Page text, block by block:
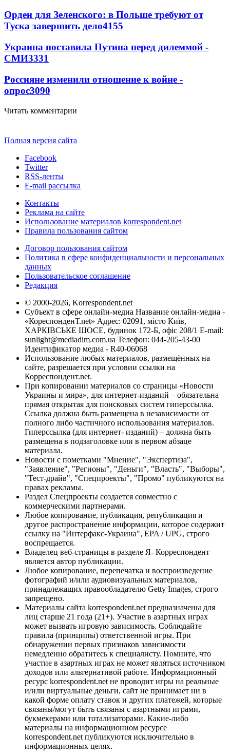
Орден для Зеленского: в Польше требуют от
Туска завершить дело4155
Украина поставила Путина перед дилеммой -
СМИ3331
Россияне изменили отношение к войне -
опрос3090
Читать комментарии
Полная версия сайта
Facebook
Twitter
RSS-ленты
E-mail рассылка
Контакты
Реклама на сайте
Использование материалов korrespondent.net
Правила пользования сайтом
Договор пользования сайтом
Политика в сфере конфиденциальности и персональных
данных
Пользовательское соглашение
Редакция
© 2000-2026, Korrespondent.net
Субъект в сфере онлайн-медиа Название онлайн-медиа -
«КореспонденТ.net» Адрес: 02091, місто Київ,
ХАРКІВСЬКЕ ШОСЕ, будинок 172-Б, офіс 208/1 E-mail:
sunlight@mediadim.com.ua Телефон: 044-205-43-00
Идентификатор медиа - R40-06068
Использование любых материалов, размещённых на
сайте, разрешается при условии ссылки на
Корреспондент.net.
При копировании материалов со страницы «Новости
Украины и мира», для интернет-изданий – обязательна
прямая открытая для поисковых систем гиперссылка.
Ссылка должна быть размещена в независимости от
полного либо частичного использования материалов.
Гиперссылка (для интернет- изданий) – должна быть
размещена в подзаголовке или в первом абзаце
материала.
Новости с пометками "Мнение", "Экспертиза",
"Заявление", "Регионы", "Деньги", "Власть", "Выборы",
"Тест-драйв", "Спецпроекты", "Промо" публикуются на
правах рекламы.
Раздел Спецпроекты создается совместно с
коммерческими партнерами.
Любое копирование, публикация, републикация и
другое распространение информации, которое содержит
ссылку на "Интерфакс-Украина", EPA / UPG, строго
воспрещается.
Владелец веб-страницы в разделе Я- Корреспондент
является автор публикации.
Любое копирование, перепечатка и воспроизведение
фотографий и/или аудиовизуальных материалов,
принадлежащих правообладателю Getty Images, строго
запрещено.
Материалы сайта korrespondent.net предназначены для
лиц старше 21 года (21+). Участие в азартных играх
может вызвать игровую зависимость. Соблюдайте
правила (принципы) ответственной игры. При
обнаружении первых признаков зависимости
немедленно обратитесь к специалисту. Помните, что
участие в азартных играх не может являться источником
доходов или альтернативой работе. Информационный
ресурс korrespondent.net не проводит игры на реальные
и/или виртуальные деньги, сайт не принимает ни в
какой форме оплату ставок и других платежей, которые
связаны/могут быть связаны с азартными играми,
букмекерами или тотализаторами. Какие-либо
материалы на информационном ресурсе
korrespondent.net публикуются исключительно в
информационных целях.